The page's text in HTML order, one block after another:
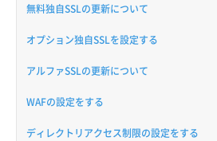
無料独自SSLの更新について
オプション独自SSLを設定する
アルファSSLの更新について
WAFの設定をする
ディレクトリアクセス制限の設定をする